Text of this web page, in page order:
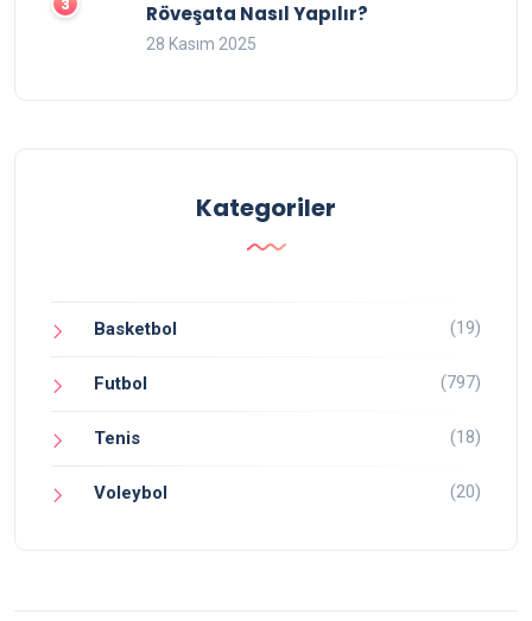
Röveşata Nasıl Yapılır?
28 Kasım 2025
Kategoriler
Basketbol (19)
Futbol (797)
Tenis (18)
Voleybol (20)